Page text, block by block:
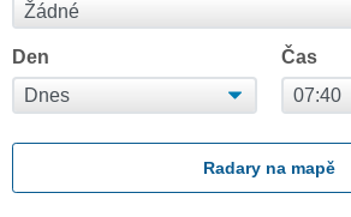
Den Čas
Radary na mapě